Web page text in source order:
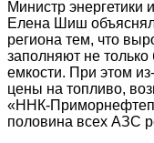
Министр энергетики
Елена Шиш
региона тем, что
заполняют не
емкости. При этом
цены на топливо,
«ННК-
половина всех АЗС